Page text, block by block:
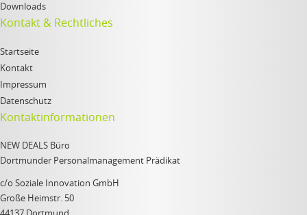
Downloads
Kontakt & Rechtliches
Startseite
Kontakt
Impressum
Datenschutz
Kontaktinformationen
NEW DEALS Büro
Dortmunder Personalmanagement Prädikat
c/o Soziale Innovation GmbH
Große Heimstr. 50